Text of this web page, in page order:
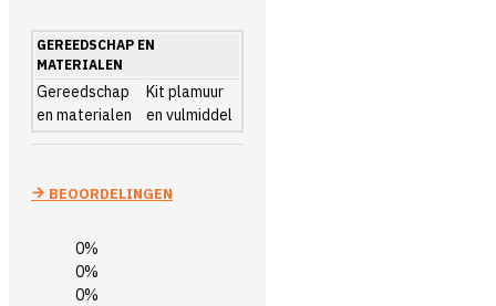
GEREEDSCHAP EN
MATERIALEN
Gereedschap
en materialen
Kit plamuur
en vulmiddel
BEOORDELINGEN
0%
0%
0%